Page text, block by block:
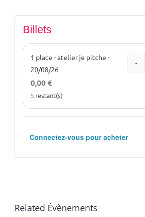
Billets
1 place - atelier je pitche -
20/08/26
0,00€
5 restant(s)
Connectez-vous pour acheter
Related Évènements